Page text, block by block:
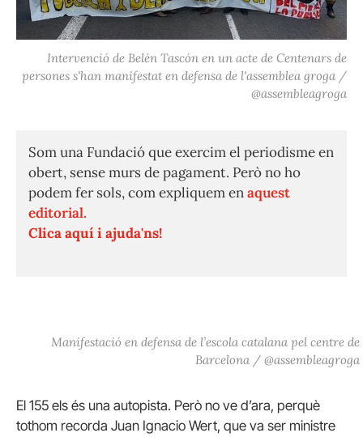
Intervenció de Belén Tascón en un acte de Centenars de
persones s'han manifestat en defensa de l'assemblea groga /
@assembleagroga
Som una Fundació que exercim el periodisme en
obert, sense murs de pagament. Però no ho
podem fer sols, com expliquem enaquest
editorial.
Clica aquí i ajuda'ns!
Manifestació en defensa de l’escola catalana pel centre de
Barcelona / @assembleagroga
El 155 els és una autopista. Però no ve d’ara, perquè
tothom recorda Juan Ignacio Wert, que va ser ministre